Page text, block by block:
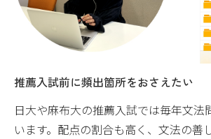
推薦入試前に頻出箇所をおさえたい
日大や麻布大の推薦入試では毎年文法
います。配点の割合も高く、文法の善